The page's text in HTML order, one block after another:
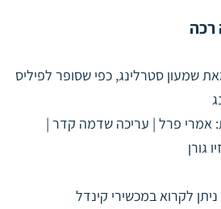
רכה
שמעון סטרלינג, כפי שסופר לפיליס
אמרי פרל | עריכה שדמה קדר |
גורן​
לקרוא במכשירי קינדל